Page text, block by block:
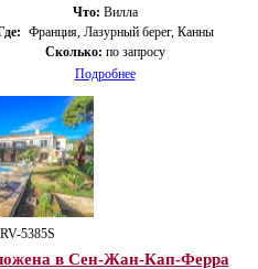
Что: Вилла
Франция, Лазурный берег, Канны
Сколько: по запросу
Подробнее
5385S
в Сен-Жан-Кап-Ферра